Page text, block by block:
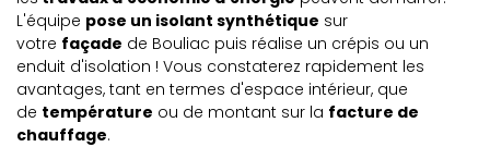
L'équipe pose un isolant synthétique sur
votre façade de Bouliac puis réalise un crépis ou un
enduit d'isolation ! Vous constaterez rapidement les
avantages, tant en termes d'espace intérieur, que
de température ou de montant sur la facture de
chauffage.